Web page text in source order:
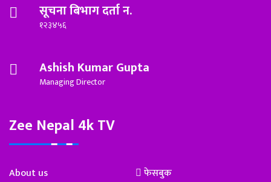
सूचना बिभाग दर्ता न.
१२३४५६
Ashish Kumar Gupta
Managing Director
Zee Nepal 4k TV
About us
फेसबुक